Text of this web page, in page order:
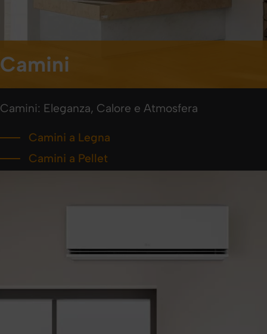
Camini
Camini: Eleganza, Calore e Atmosfera
Camini a Legna
Camini a Pellet